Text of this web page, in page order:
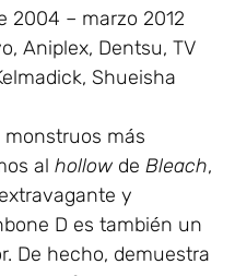
2004 – marzo 2012
Aniplex, Dentsu, TV
Shueisha
más
al hollow de Bleach,
y
D es también un
De hecho, demuestra